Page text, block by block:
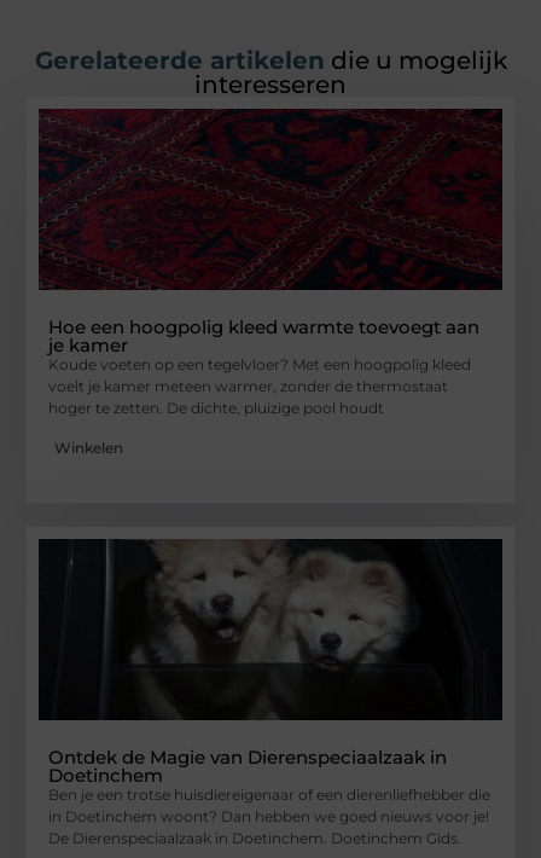
Gerelateerde artikelen die u mogelijk
interesseren
Hoe een hoogpolig kleed warmte toevoegt aan
je kamer
Koude voeten op een tegelvloer? Met een hoogpolig kleed
voelt je kamer meteen warmer, zonder de thermostaat
hoger te zetten. De dichte, pluizige pool houdt
Winkelen
Ontdek de Magie van Dierenspeciaalzaak in
Doetinchem
Ben je een trotse huisdiereigenaar of een dierenliefhebber die
in Doetinchem woont? Dan hebben we goed nieuws voor je!
De Dierenspeciaalzaak in Doetinchem. Doetinchem Gids.